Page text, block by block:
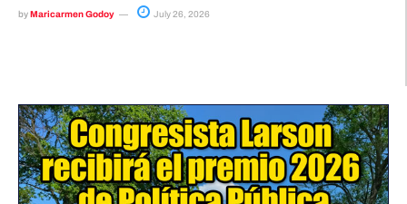
byMaricarmen Godoy July 26, 2026